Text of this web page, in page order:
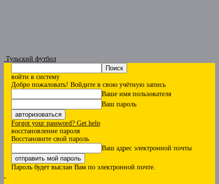
Тульский футбол
войти в систему
Добро пожаловать! Войдите в свою учётную запись
Ваше имя пользователя
Ваш пароль
Forgot your password? Get help
восстановление пароля
Восстановите свой пароль
Ваш адрес электронной почты
Пароль будет выслан Вам по электронной почте.